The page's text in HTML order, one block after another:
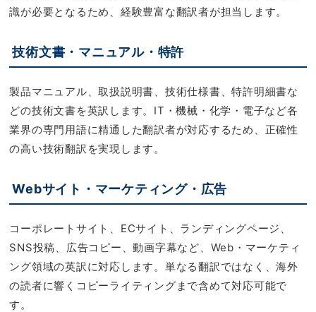
識が必要となるため、経験豊富な翻訳者が担当します。
技術文書・マニュアル・特許
製品マニュアル、取扱説明書、技術仕様書、特許明細書な
どの技術文書を英訳します。IT・機械・化学・電子など各
業界の専門用語に精通した翻訳者が対応するため、正確性
の高い技術翻訳を実現します。
Webサイト・マーケティング・広告
コーポレートサイト、ECサイト、ランディングページ、
SNS投稿、広告コピー、動画字幕など、Web・マーケティ
ング領域の英訳に対応します。単なる翻訳ではなく、海外
の読者に響くコピーライティングまで含めて対応可能で
す。